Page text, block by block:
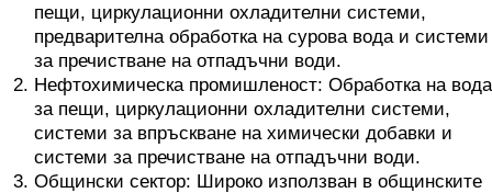
пещи, циркулационни охладителни системи,
предварителна обработка на сурова вода и системи
за пречистване на отпадъчни води.
Нефтохимическа промишленост: Обработка на вода
за пещи, циркулационни охладителни системи,
системи за впръскване на химически добавки и
системи за пречистване на отпадъчни води.
Общински сектор: Широко използван в общинските